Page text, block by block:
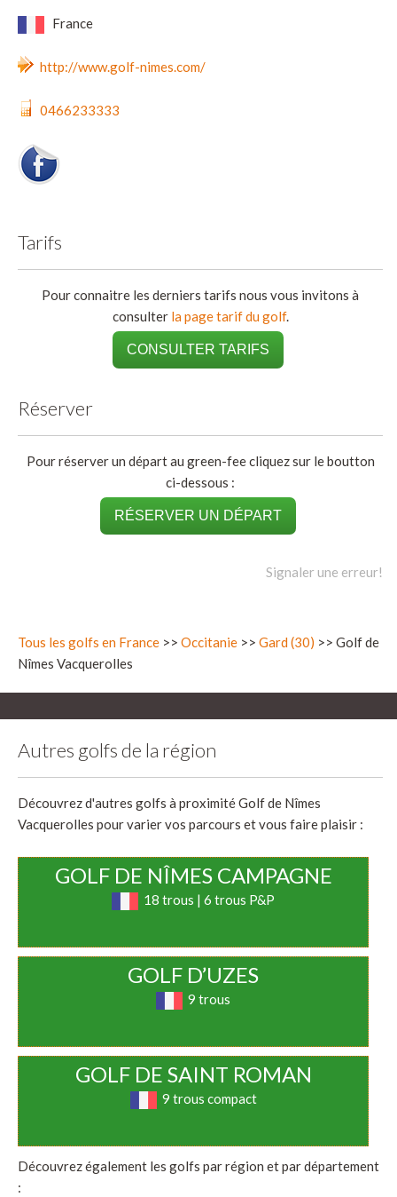
France
http://www.golf-nimes.com/
0466233333
Tarifs
Pour connaitre les derniers tarifs nous vous invitons à
consulter la page tarif du golf.
CONSULTER TARIFS
Réserver
Pour réserver un départ au green-fee cliquez sur le boutton
ci-dessous :
RÉSERVER UN DÉPART
Signaler une erreur!
Tous les golfs en France >> Occitanie >> Gard (30) >> Golf de
Nîmes Vacquerolles
Autres golfs de la région
Découvrez d'autres golfs à proximité Golf de Nîmes
Vacquerolles pour varier vos parcours et vous faire plaisir :
GOLF DE NÎMES CAMPAGNE
18 trous | 6 trous P&P
GOLF D’UZES
9 trous
GOLF DE SAINT ROMAN
9 trous compact
Découvrez également les golfs par région et par département
: